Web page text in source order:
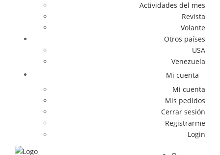
Actividades del mes
Revista
Volante
Otros países
USA
Venezuela
Mi cuenta
Mi cuenta
Mis pedidos
Cerrar sesión
Registrarme
Login